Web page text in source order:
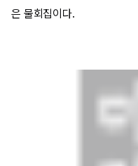
은 물회집이다.